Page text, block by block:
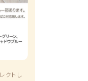
トし
伺いい